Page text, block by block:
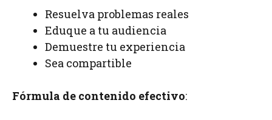
Resuelva problemas reales
Eduque a tu audiencia
Demuestre tu experiencia
Sea compartible
Fórmula de contenido efectivo: